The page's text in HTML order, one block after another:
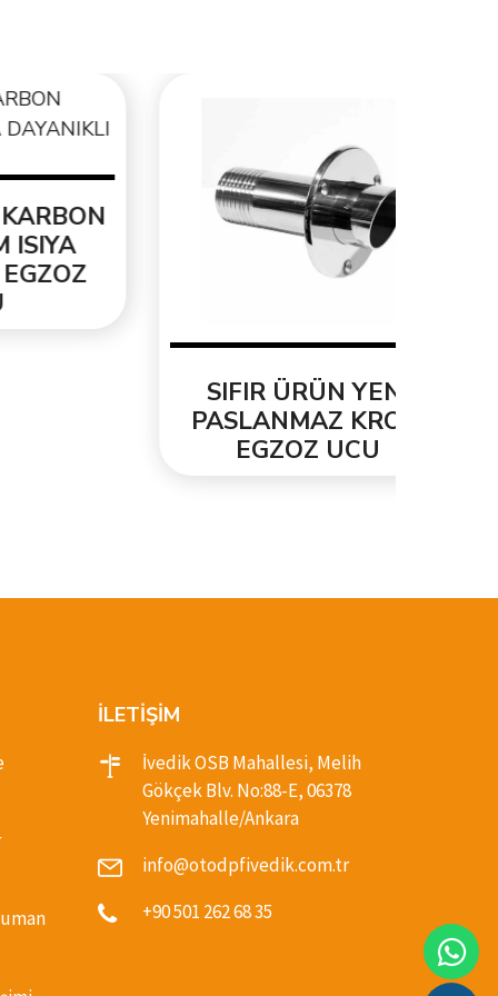
SIFIR ÜRÜN YENİ
PASLANMAZ KROM
EGZOZ UCU
İLETİŞİM
İvedik OSB Mahallesi, Melih
Gökçek Blv. No:88-E, 06378
Yenimahalle/Ankara
info@otodpfivedik.com.tr
+90 501 262 68 35